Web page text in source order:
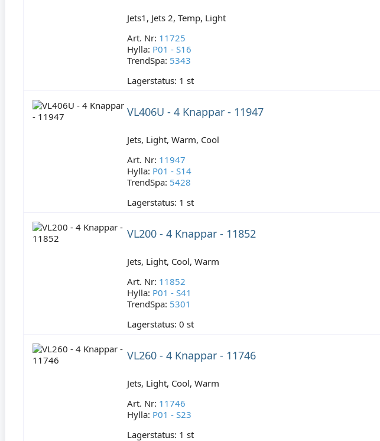
Jets1, Jets 2, Temp, Light
Art. Nr: 11725
Hylla: P01 - S16
TrendSpa: 5343
Lagerstatus: 1 st
VL406U - 4 Knappar - 11947
Jets, Light, Warm, Cool
Art. Nr: 11947
Hylla: P01 - S14
TrendSpa: 5428
Lagerstatus: 1 st
VL200 - 4 Knappar - 11852
Jets, Light, Cool, Warm
Art. Nr: 11852
Hylla: P01 - S41
TrendSpa: 5301
Lagerstatus: 0 st
VL260 - 4 Knappar - 11746
Jets, Light, Cool, Warm
Art. Nr: 11746
Hylla: P01 - S23
Lagerstatus: 1 st